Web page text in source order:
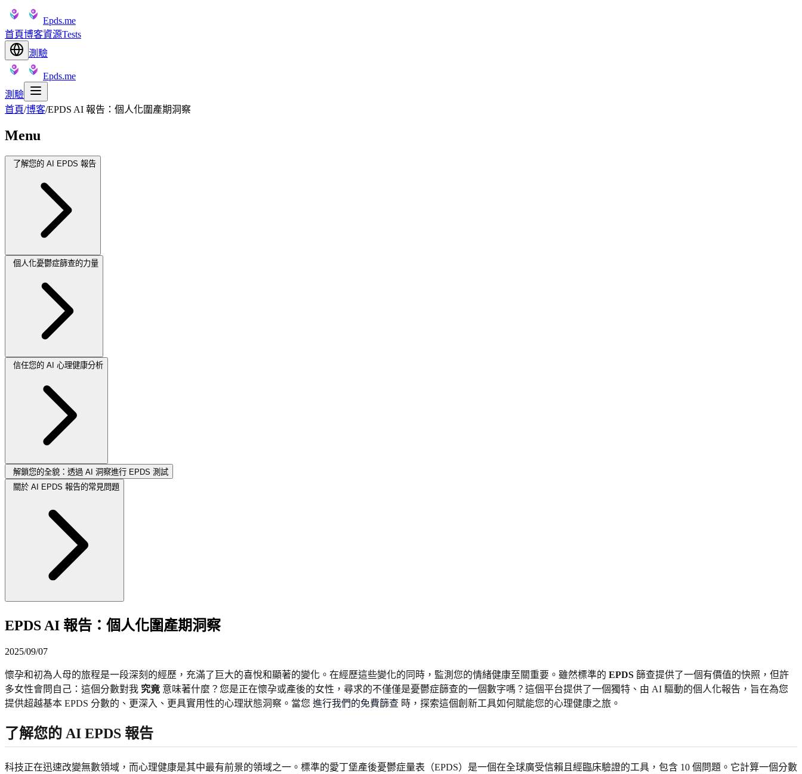
Epds.me
首頁博客資源Tests
測驗
Epds.me
測驗
首頁/博客/EPDS AI 報告：個人化圍產期洞察
Menu
了解您的 AI EPDS 報告
個人化憂鬱症篩查的力量
信任您的 AI 心理健康分析
解鎖您的全貌：透過 AI 洞察進行 EPDS 測試
關於 AI EPDS 報告的常見問題
EPDS AI 報告：個人化圍產期洞察
2025/09/07
懷孕和初為人母的旅程是一段深刻的經歷，充滿了巨大的喜悅和顯著的變化。在經歷這些變化的同時，監測您的情緒健康至關重要。雖然標準的 EPDS 篩查提供了一個有價值的快照，但許
多女性會問自己：這個分數對我 究竟 意味著什麼？您是正在懷孕或產後的女性，尋求的不僅僅是憂鬱症篩查的一個數字嗎？這個平台提供了一個獨特、由 AI 驅動的個人化報告，旨在為您
提供超越基本 EPDS 分數的、更深入、更具實用性的心理狀態洞察。當您 進行我們的免費篩查 時，探索這個創新工具如何賦能您的心理健康之旅。
了解您的 AI EPDS 報告
科技正在迅速改變無數領域，而心理健康是其中最有前景的領域之一。標準的愛丁堡產後憂鬱症量表（EPDS）是一個在全球廣受信賴且經臨床驗證的工具，包含 10 個問題。它計算一個分數